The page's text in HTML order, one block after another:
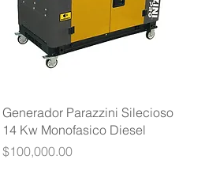
Vista rápida
Generador Parazzini Silecioso
14 Kw Monofasico Diesel
Precio
$100,000.00